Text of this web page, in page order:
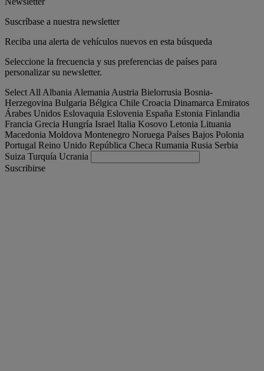
Suscríbase a nuestra newsletter
Reciba una alerta de vehículos nuevos en esta búsqueda
Seleccione la frecuencia y sus preferencias de países para
personalizar su newsletter.
Select AllAlbaniaAlemaniaAustria Bielorrusia Bosnia-
Herzegovina Bulgaria Bélgica Chile Croacia Dinamarca Emiratos
Árabes Unidos Eslovaquia Eslovenia España Estonia Finlandia
Francia Grecia Hungría Israel Italia Kosovo Letonia Lituania
Macedonia Moldova Montenegro Noruega Países Bajos Polonia
Portugal Reino Unido República Checa Rumania Rusia Serbia
Suiza Turquía Ucrania
Suscribirse